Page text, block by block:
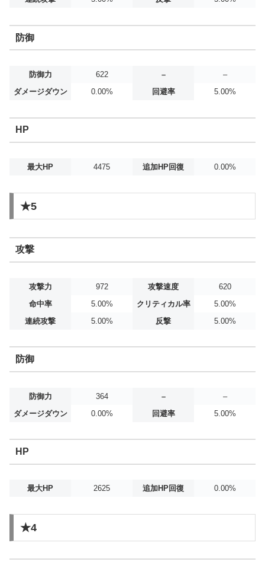
防御
防御力 622 –
–
ダメージダウン
0.00% 回避率 5.00%
HP
最大HP 4475 追加HP回復 0.00%
★5
攻撃
攻撃力 972 攻撃速度
620
命中率
5.00% クリティカル率
5.00%
連続攻撃
5.00% 反撃 5.00%
防御
防御力 364 –
–
ダメージダウン
0.00% 回避率 5.00%
HP
最大HP 2625 追加HP回復 0.00%
★4